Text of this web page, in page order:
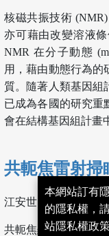
核磁共振技術
亦可藉由改變溶液
NMR 在分子動態
用，藉由動態行為的
質。隨著人類基因組
已成為各國的研究重
會在結構基因組計畫
共軛焦雷射掃
江安世
共軛焦顯微鏡最重要
本網站訂有
的隱私權，
站隱私權政